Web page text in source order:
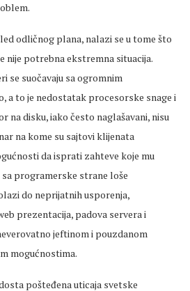
odličnog plana, nalazi se u tome što
nije potrebna ekstremna situacija.
se suočavaju sa ogromnim
a to je nedostatak procesorske snage i
na disku, iako često naglašavani, nisu
na kome su sajtovi klijenata
da isprati zahteve koje mu
programerske strane loše
do neprijatnih usporenja,
prezentacija, padova servera i
jeftinom i pouzdanom
mogućnostima.
pošteđena uticaja svetske